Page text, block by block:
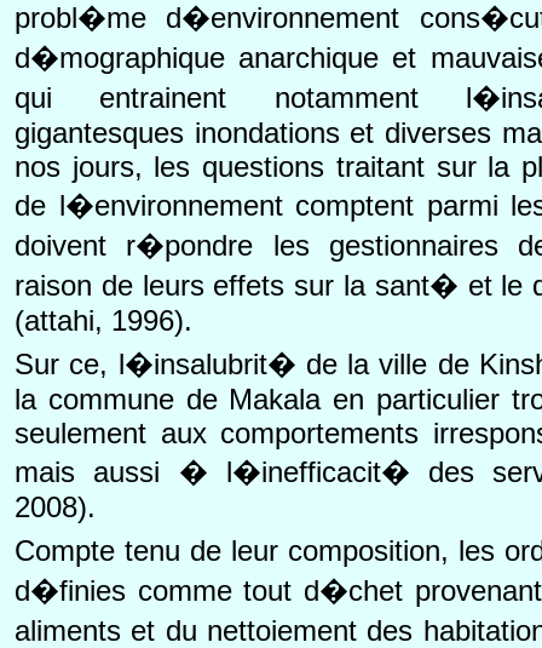
probl�me d�environnement
d�mographique anarchique et
qui entrainent notamment
gigantesques inondations et diverses
nos jours, les questions traitant sur la
de l�environnement comptent parmi
doivent r�pondre les gestionnaires
raison de leurs effets sur la sant� et le
(attahi, 1996).
Sur ce, l�insalubrit� de la ville de
la commune de Makala en particulier
seulement aux comportements
mais aussi � l�inefficacit� des
2008).
Compte tenu de leur composition, les
d�finies comme tout d�chet
aliments et du nettoiement des